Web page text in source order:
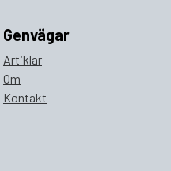
Genvägar
Artiklar
Om
Kontakt